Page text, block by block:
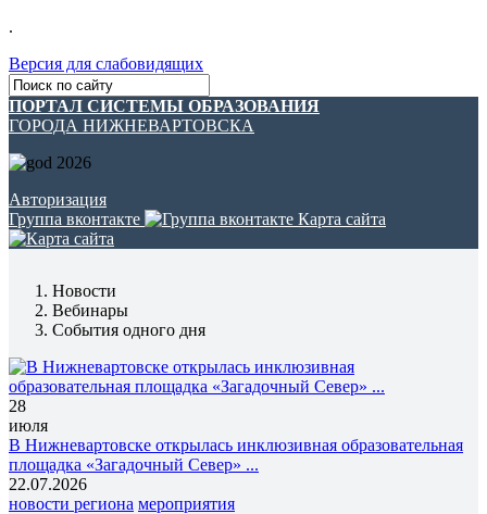
.
Версия для слабовидящих
ПОРТАЛ СИСТЕМЫ ОБРАЗОВАНИЯ
ГОРОДА НИЖНЕВАРТОВСКА
Авторизация
Группа вконтакте
Карта сайта
Новости
Вебинары
События одного дня
28
июля
В Нижневартовске открылась инклюзивная образовательная
площадка «Загадочный Север» ...
22.07.2026
новости региона мероприятия